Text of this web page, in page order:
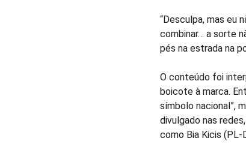
“Desculpa, mas eu
combinar… a sorte
pés na estrada na
O conteúdo foi
boicote à marca.
símbolo nacional”,
divulgado nas
como Bia Kicis